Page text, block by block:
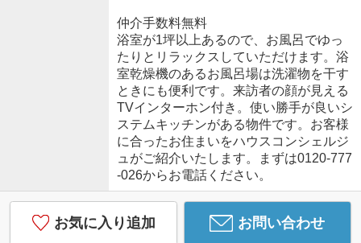
仲介手数料無料
浴室が1坪以上あるので、お風呂でゆっ
たりとリラックスしていただけます。浴
室乾燥機のあるお風呂場は洗濯物を干す
ときにも便利です。来訪者の顔が見える
TVインターホン付き。使い勝手が良いシ
ステムキッチンがある物件です。お客様
に合ったお住まいをハウスコンシェルジ
ュがご紹介いたします。まずは0120-777
-026からお電話ください。
お気に入り追加 お問い合わせ